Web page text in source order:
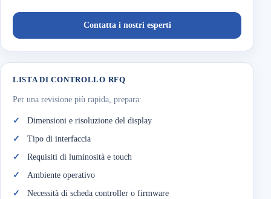
Contatta i nostri esperti
LISTA DI CONTROLLO RFQ
Per una revisione più rapida, prepara:
Dimensioni e risoluzione del display
Tipo di interfaccia
Requisiti di luminosità e touch
Ambiente operativo
Necessità di scheda controller o firmware